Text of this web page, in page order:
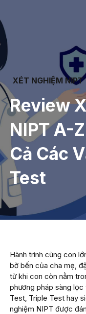
XÉT NGHIỆM NIPT
Review
NIPT A-
Cả Các
Test
Hành trình cùng con
bờ bến của cha mẹ,
từ khi con còn nằm
phương pháp sàng
Test, Triple Test hay
nghiệm NIPT được